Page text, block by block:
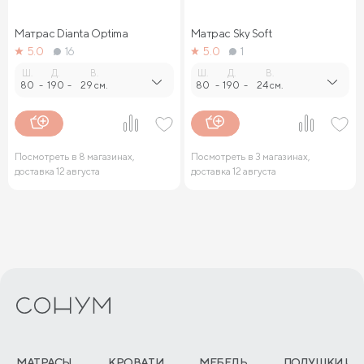
Матрас Dianta Optima
5.0
16
Ш.
80 -
Д.
190 -
В.
29 см.
Посмотреть в 8 магазинах,
доставка 12 августа
Матрас Sky Soft
5.0
1
Ш.
80 -
Д.
190 -
В.
24 см.
Посмотреть в 3 магазинах,
доставка 12 августа